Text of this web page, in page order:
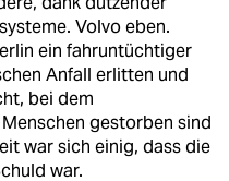
Volvo eben.
ein fahruntüchtiger
Anfall erlitten und
bei dem
gestorben sind
war sich einig, dass die
war.